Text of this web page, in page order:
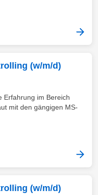
(w/m/d)
Erfahrung im Bereich
mit den gängigen MS-
(w/m/d)